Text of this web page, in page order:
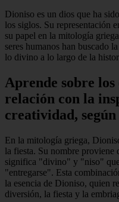
Dioniso es un dios que ha
los siglos. Su representación
su papel en la mitología
seres humanos han buscado
lo divino a lo largo de la
Aprende sobre los
relación con la
creatividad,
En la mitología griega,
la fiesta. Su nombre
significa "divino" y "niso"
"entregarse". Esta
la esencia de Dioniso, quien
diversión, la fiesta y la